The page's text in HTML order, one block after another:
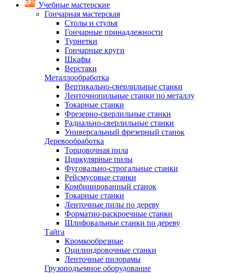
Учебные мастерские
Гончарная мастерская
Столы и стулья
Гончарные принадлежности
Турнетки
Гончарные круги
Шкафы
Верстаки
Металлообработка
Вертикально-сверлильные станки
Ленточнопильные станки по металлу
Токарные станки
Фрезерно-сверлильные станки
Радиально-сверлильные станки
Универсальный фрезерный станок
Деревообработка
Торцовочная пила
Циркулярные пилы
Фуговально-строгальные станки
Рейсмусовые станки
Комбинированный станок
Токарные станки
Ленточные пилы по дереву
Форматно-раскроечные станки
Шлифовальные станки по дереву
Тайга
Кромкообрезные
Оцилиндровочные станки
Ленточные пилорамы
Грузоподъемное оборудование